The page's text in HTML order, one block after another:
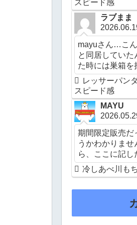
スピード感
ラブまま
mayuさん…こ
と同居してい
た時には巣箱を
レッサーパン
スピード感
MAYU
期間限定販売だ
うかわかりま
ら、ここに記し
冷しあべ川も